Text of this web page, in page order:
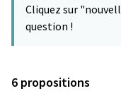
Cliquez sur
question !
6 propositions